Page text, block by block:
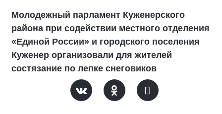
Молодежный парламент Куженерского
района при содействии местного отделения
«Единой России» и городского поселения
Куженер организовали для жителей
состязание по лепке снеговиков